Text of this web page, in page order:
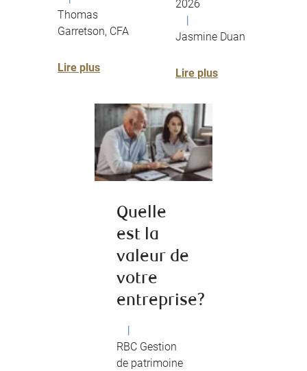
Thomas
Garretson, CFA
Lire plus
2026
|
Jasmine Duan
Lire plus
Quelle
est la
valeur de
votre
entreprise?
|
RBC Gestion
de patrimoine